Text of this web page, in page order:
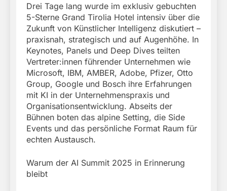
Drei Tage lang wurde im exklusiv gebuchten
5-Sterne Grand Tirolia Hotel intensiv über die
Zukunft von Künstlicher Intelligenz diskutiert –
praxisnah, strategisch und auf Augenhöhe. In
Keynotes, Panels und Deep Dives teilten
Vertreter:innen führender Unternehmen wie
Microsoft, IBM, AMBER, Adobe, Pfizer, Otto
Group, Google und Bosch ihre Erfahrungen
mit KI in der Unternehmenspraxis und
Organisationsentwicklung. Abseits der
Bühnen boten das alpine Setting, die Side
Events und das persönliche Format Raum für
echten Austausch.
Warum der AI Summit 2025 in Erinnerung
bleibt